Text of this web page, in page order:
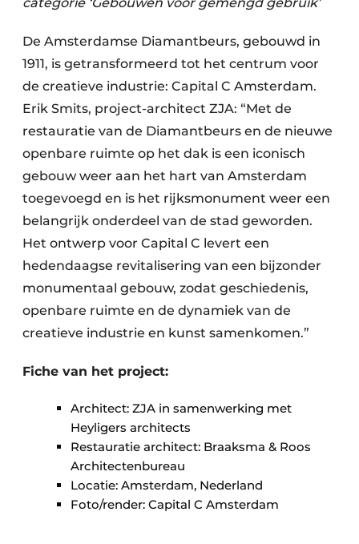
De Amsterdamse Diamantbeurs, gebouwd in
1911, is getransformeerd tot het centrum voor
de creatieve industrie: Capital C Amsterdam.
Erik Smits, project-architect ZJA: “Met de
restauratie van de Diamantbeurs en de nieuwe
openbare ruimte op het dak is een iconisch
gebouw weer aan het hart van Amsterdam
toegevoegd en is het rijksmonument weer een
belangrijk onderdeel van de stad geworden.
Het ontwerp voor Capital C levert een
hedendaagse revitalisering van een bijzonder
monumentaal gebouw, zodat geschiedenis,
openbare ruimte en de dynamiek van de
creatieve industrie en kunst samenkomen.”
Fiche van het project:
Architect: ZJA in samenwerking met
Heyligers architects
Restauratie architect: Braaksma & Roos
Architectenbureau
Locatie: Amsterdam, Nederland
Foto/render: Capital C Amsterdam